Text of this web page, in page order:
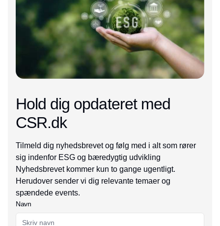
Hold dig opdateret med
CSR.dk
Tilmeld dig nyhedsbrevet og følg med i alt som rører
sig indenfor ESG og bæredygtig udvikling
Nyhedsbrevet kommer kun to gange ugentligt.
Herudover sender vi dig relevante temaer og
spændede events.
Navn